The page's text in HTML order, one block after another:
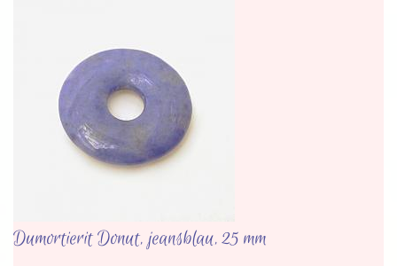
Dumortierit Donut, jeansblau, 25 mm